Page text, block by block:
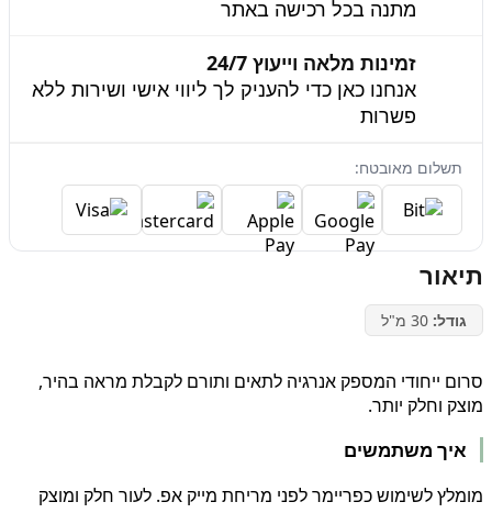
מתנה בכל רכישה באתר
זמינות מלאה וייעוץ 24/7
אנחנו כאן כדי להעניק לך ליווי אישי ושירות ללא
פשרות
תשלום מאובטח:
תיאור
גודל:
סרום ייחודי המספק אנרגיה לתאים ותורם לקבלת מראה בהיר,
מוצק וחלק יותר.
איך משתמשים
מומלץ לשימוש כפריימר לפני מריחת מייק אפ. לעור חלק ומוצק